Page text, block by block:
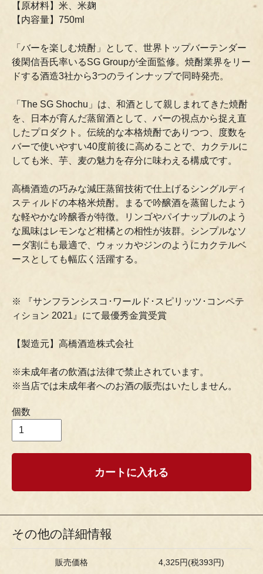
【原材料】米、米麹
【内容量】750ml
「バーを楽しむ焼酎」として、世界トップバーテンダー
後閑信吾氏率いるSG Groupが全面監修。焼酎業界をリー
ドする酒造3社から3つのラインナップで同時発売。
「The SG Shochu」は、和酒として親しまれてきた焼酎
を、日本が育んだ蒸留酒として、バーの視点から捉え直
したプロダクト。伝統的な本格焼酎でありつつ、度数を
バーで使いやすい40度前後に高めることで、カクテルに
しても米、芋、麦の魅力を存分に味わえる構成です。
高橋酒造の巧みな減圧蒸留技術で仕上げるシングルディ
スティルドの本格米焼酎。まるで吟醸酒を蒸留したよう
な軽やかな吟醸香が特徴。リンゴやパイナップルのよう
な風味はレモンなど柑橘との相性が抜群。シンプルなソ
ーダ割にも最適で、ウォッカやジンのようにカクテルベ
ースとしても幅広く活躍する。
※ 『サンフランシスコ･ワールド･スピリッツ･コンペテ
ィション 2021』にて最優秀金賞受賞
【製造元】高橋酒造株式会社
※未成年者の飲酒は法律で禁止されています。
※当店では未成年者へのお酒の販売はいたしません。
個数
カートに入れる
その他の詳細情報
販売価格 4,325円(税393円)